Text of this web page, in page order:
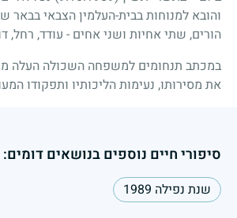
והובא למנוחות בבית-העלמין הצבאי בבאר
הורים, שתי אחיות ושני אחים - עודד, רחל,
במכתב תנחומים למשפחה השכולה העלה
את מסירותו, נעימות הליכותיו ותפקודו
סיפורי חיים נוספים בנושאים דומים:
שנת נפילה 1989